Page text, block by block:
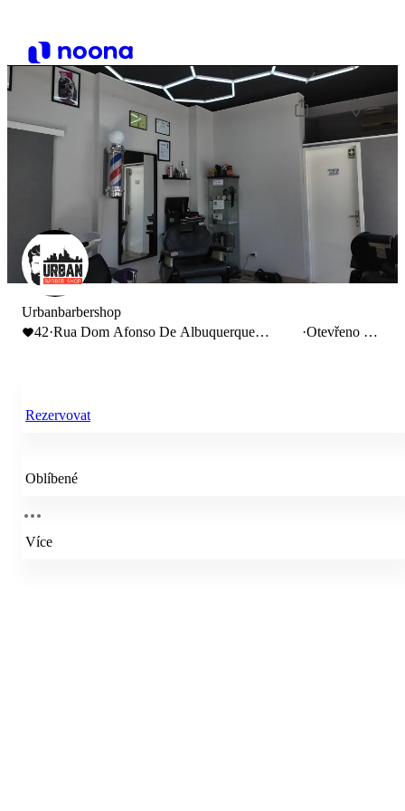
Urbanbarbershop
42·Rua Dom Afonso De Albuquerque
·Otevřeno do
Rezervovat
Oblíbené
Více